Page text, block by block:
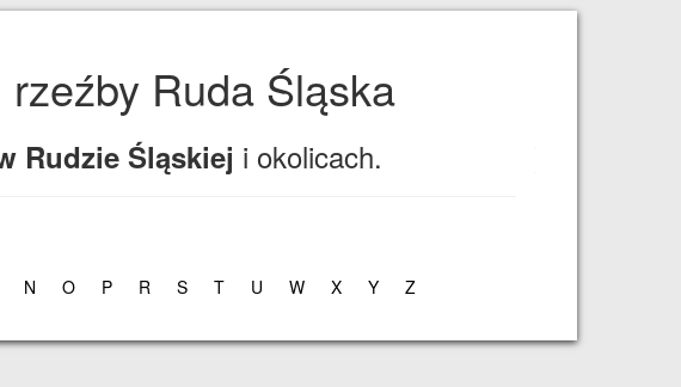
Ruda Śląska
Rudzie Śląskiej i okolicach.
N O P R S T U W X Y Z